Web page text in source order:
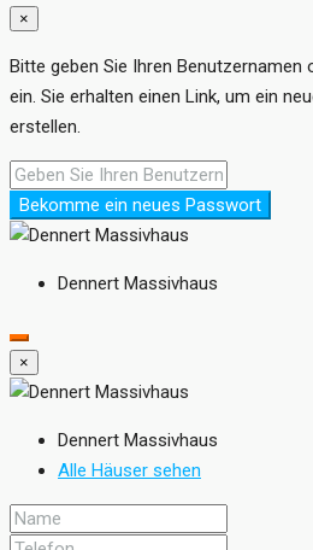
×
Bitte geben Sie Ihren Benutzernamen
ein. Sie erhalten einen Link, um ein
erstellen.
Bekomme ein neues Passwort
Dennert Massivhaus
×
Dennert Massivhaus
Alle Häuser sehen